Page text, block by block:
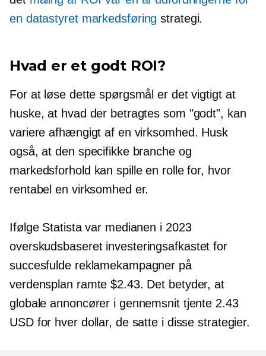
en datastyretmarkedsføring strategi.
Hvad er et godt ROI?
For at løse dette spørgsmål er det vigtigt at
huske, at hvad der betragtes som "godt", kan
variere afhængigt af en virksomhed. Husk
også, at den specifikke branche og
markedsforhold kan spille en rolle for, hvor
rentabel en virksomhed er.
Ifølge Statista var medianen i 2023
overskudsbaseretinvesteringsafkastet for
succesfulde reklamekampagner på
verdensplan ramte $2.43. Det betyder, at
globale annoncører i gennemsnit tjente 2.43
USD for hver dollar, de satte i disse strategier.